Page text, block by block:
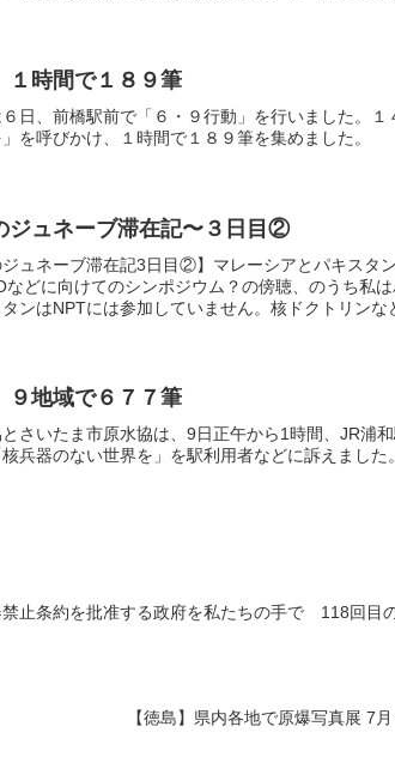
１時間で１８９筆
日、前橋駅前で「６・９行動」を行いました。
を呼びかけ、１時間で１８９筆を集めました。
ジュネーブ滞在記〜３日目②
ジュネーブ滞在記3日目②】マレーシアとパキスタ
などに向けてのシンポジウム？の傍聴、のうち私
タンはNPTには参加していません。核ドクトリンな
９地域で６７７筆
さいたま市原水協は、9日正午から1時間、JR浦
兵器のない世界を」を駅利用者などに訴えました。
禁止条約を批准する政府を私たちの手で 118回目
【徳島】県内各地で原爆写真展 7月